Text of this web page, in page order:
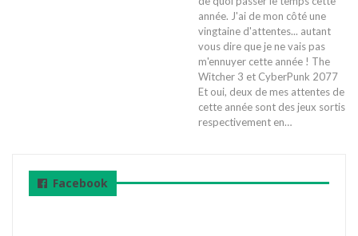
année. J'ai de mon côté une
vingtaine d'attentes... autant
vous dire que je ne vais pas
m'ennuyer cette année ! The
Witcher 3 et CyberPunk 2077
Et oui, deux de mes attentes de
cette année sont des jeux sortis
respectivement en…
Facebook